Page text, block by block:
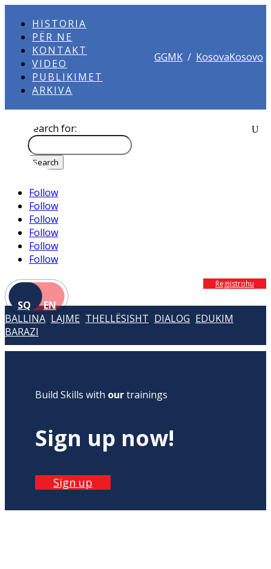
HISTORIA
PËR NE
KONTAKT
VIDEO
PUBLIKIMET
ARKIVA
GGMK / KosovaKosovo
Search for:
Follow
Follow
Follow
Follow
Follow
Follow
SQ EN
Regjistrohu
BALLINA LAJME THELLËSISHT DIALOG EDUKIM
BARAZI
Build Skills with ourtrainings
Sign up now!
Sign up